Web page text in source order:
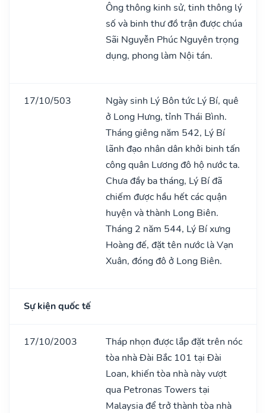
Ông thông kinh sử, tinh thông lý
số và binh thư đồ trận được chúa
Sãi Nguyễn Phúc Nguyên trọng
dụng, phong làm Nội tán.
17/10/503
Ngày sinh Lý Bôn tức Lý Bí, quê
ở Long Hưng, tỉnh Thái Bình.
Tháng giêng năm 542, Lý Bí
lãnh đạo nhân dân khởi binh tấn
công quân Lương đô hộ nước ta.
Chưa đầy ba tháng, Lý Bí đã
chiếm được hầu hết các quận
huyện và thành Long Biên.
Tháng 2 năm 544, Lý Bí xưng
Hoàng đế, đặt tên nước là Vạn
Xuân, đóng đô ở Long Biên.
Sự kiện quốc tế
17/10/2003
Tháp nhọn được lắp đặt trên nóc
tòa nhà Đài Bắc 101 tại Đài
Loan, khiến tòa nhà này vượt
qua Petronas Towers tại
Malaysia để trở thành tòa nhà